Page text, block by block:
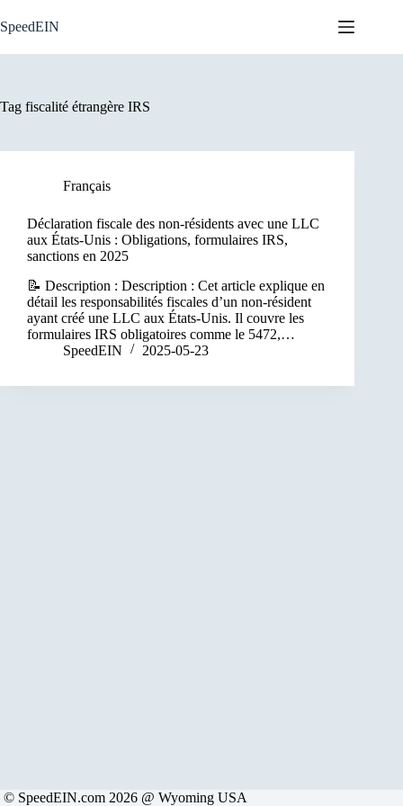
to
content
SpeedEIN
Tag fiscalité étrangère IRS
Français
Déclaration fiscale des non-résidents avec une LLC
aux États-Unis : Obligations, formulaires IRS,
sanctions en 2025
📝 Description : Description : Cet article explique en
détail les responsabilités fiscales d’un non-résident
ayant créé une LLC aux États-Unis. Il couvre les
formulaires IRS obligatoires comme le 5472,…
SpeedEIN
2025-05-23
© SpeedEIN.com 2026 @ Wyoming USA